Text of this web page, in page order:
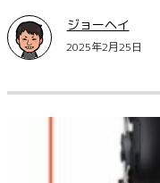
ジョーヘイ
2025年2月25日